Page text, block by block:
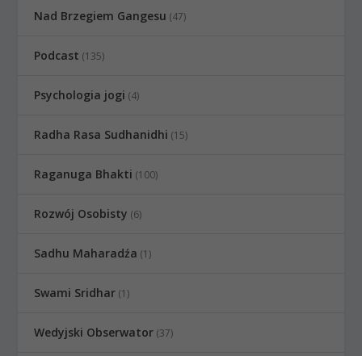
Nad Brzegiem Gangesu (47)
Podcast (135)
Psychologia jogi (4)
Radha Rasa Sudhanidhi (15)
Raganuga Bhakti (100)
Rozwój Osobisty (6)
Sadhu Maharadźa (1)
Swami Sridhar (1)
Wedyjski Obserwator (37)